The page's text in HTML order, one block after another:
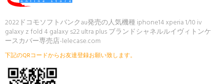
2022ドコモソフトバンクau発売の人気機種 iphone14 xperia 1/10 iv
galaxy z fold 4 galaxy s22 ultra plus ブランドシャネルルイヴィトンケ
ースカバー専売店-lelecase.com
下記のQRコードからお友達登録お願い致します。